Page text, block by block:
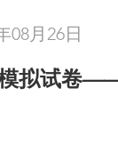
08月26日
拟试卷